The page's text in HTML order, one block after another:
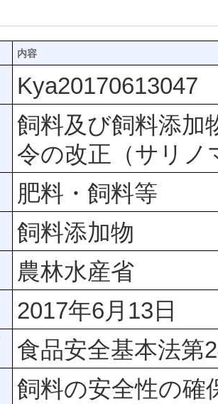
内容
Kya20170613047
飼料及び飼料添加
令の改正（サリノ
肥料・飼料等
飼料添加物
農林水産省
2017年6月13日
食品安全基本法第
飼料の安全性の確